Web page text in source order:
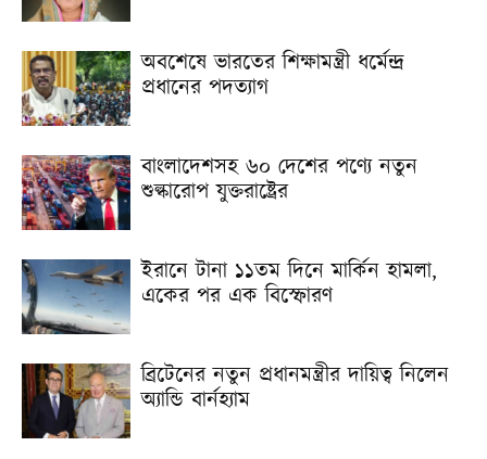
অবশেষে ভারতের শিক্ষামন্ত্রী ধর্মেন্দ্র
প্রধানের পদত্যাগ
বাংলাদেশসহ ৬০ দেশের পণ্যে নতুন
শুল্কারোপ যুক্তরাষ্ট্রের
ইরানে টানা ১১তম দিনে মার্কিন হামলা,
একের পর এক বিস্ফোরণ
ব্রিটেনের নতুন প্রধানমন্ত্রীর দায়িত্ব নিলেন
অ্যান্ডি বার্নহ্যাম